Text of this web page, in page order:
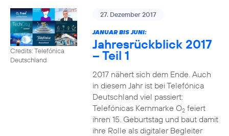
Credits: Telefónica
Deutschland
27. Dezember 2017
JANUAR BIS JUNI:
Jahresrückblick 2017
– Teil 1
2017 nähert sich dem Ende. Auch
in diesem Jahr ist bei Telefónica
Deutschland viel passiert:
Telefónicas Kernmarke O2feiert
ihren 15. Geburtstag und baut damit
ihre Rolle als digitaler Begleiter